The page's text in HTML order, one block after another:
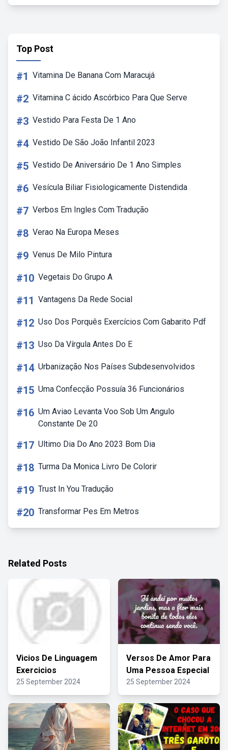
Top Post
#1 Vitamina De Banana Com Maracujá
#2 Vitamina C ácido Ascórbico Para Que Serve
#3 Vestido Para Festa De 1 Ano
#4 Vestido De São João Infantil 2023
#5 Vestido De Aniversário De 1 Ano Simples
#6 Vesícula Biliar Fisiologicamente Distendida
#7 Verbos Em Ingles Com Tradução
#8 Verao Na Europa Meses
#9 Venus De Milo Pintura
#10 Vegetais Do Grupo A
#11 Vantagens Da Rede Social
#12 Uso Dos Porquês Exercícios Com Gabarito Pdf
#13 Uso Da Vírgula Antes Do E
#14 Urbanização Nos Países Subdesenvolvidos
#15 Uma Confecção Possuía 36 Funcionários
#16 Um Aviao Levanta Voo Sob Um Angulo
Constante De 20
#17 Ultimo Dia Do Ano 2023 Bom Dia
#18 Turma Da Monica Livro De Colorir
#19 Trust In You Tradução
#20 Transformar Pes Em Metros
Related Posts
Vicios De Linguagem
Exercicios
25 September 2024
Versos De Amor Para
Uma Pessoa Especial
25 September 2024